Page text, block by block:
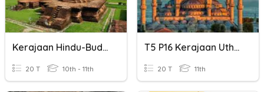
Kerajaan Hindu-Budha
20 T 10th - 11th
T5 P16 Kerajaan Uthmaniah
20 T 11th